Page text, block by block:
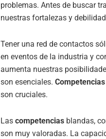
problemas. Antes de buscar
nuestras fortalezas y
Tener una red de contactos
en eventos de la industria y
aumenta nuestras
son esenciales. Competencias
son cruciales.
Las competencias blandas,
son muy valoradas. La